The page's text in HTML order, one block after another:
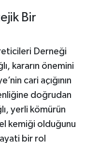
Bir
Derneği
kararın önemini
cari açığının
doğrudan
yerli kömürün
kemiği olduğunu
bir rol